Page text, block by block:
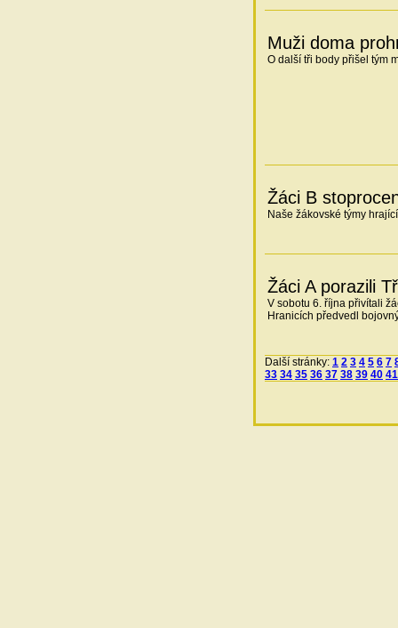
Muži doma
O další tři body přišel tým
Žáci B
Naše žákovské týmy
Žáci A porazili
V sobotu 6. října přivítali
Hranicích předvedl
Další stránky: 1 2 3 4 5 6 7
33 34 35 36 37 38 39 40 41